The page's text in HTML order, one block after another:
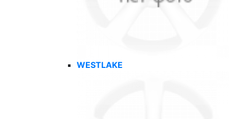
WESTLAKE